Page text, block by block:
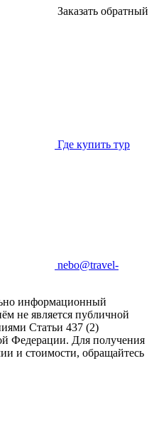
Заказать обратный
Где купить тур
nebo@travel-
информационный
не является публичной
Статьи 437 (2)
Федерации. Для получения
и стоимости, обращайтесь